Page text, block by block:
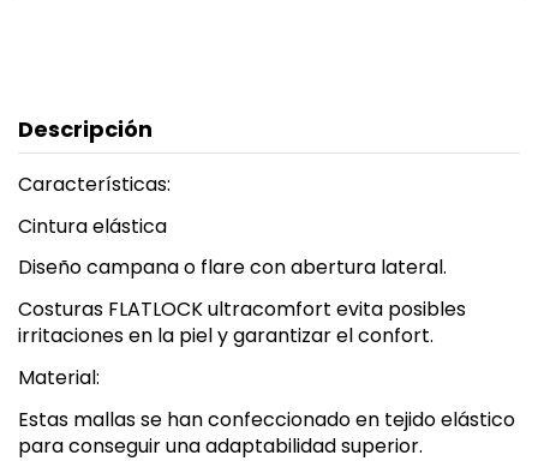
Descripción
Características:
Cintura elástica
Diseño campana o flare con abertura lateral.
Costuras FLATLOCK ultracomfort evita posibles
irritaciones en la piel y garantizar el confort.
Material:
Estas mallas se han confeccionado en tejido elástico
para conseguir una adaptabilidad superior.